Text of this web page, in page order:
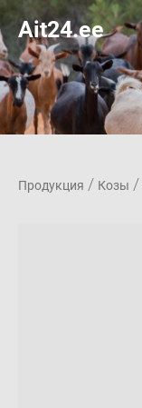
Ait24.ee
Продукция / Козы /